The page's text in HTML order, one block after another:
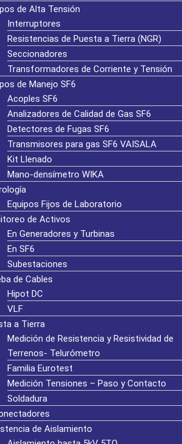
de Alta Tensión
Interruptores
Resistencias de Puesta a Tierra (NGR)
Seccionadores
Transformadores de Corriente y Tensión
de Manejo SF6
Acoples SF6
Analizadores de Calidad de Gas SF6
Detectores de Fugas SF6
Transmisores para gas SF6 VAISALA
Kit Llenado
Mano-densímetro WIKA
Equipos Fijos de Laboratorio
de Activos
En Generadores y Turbinas
En SF6
Subestaciones
de Cables
Hipot DC
VLF
a Tierra
Medición de Resistencia y Resistividad de
Terrenos- Telurómetro
Familia Eurotest
Medición Tensiones – Paso y Contacto
Soldadura
de Aislamiento